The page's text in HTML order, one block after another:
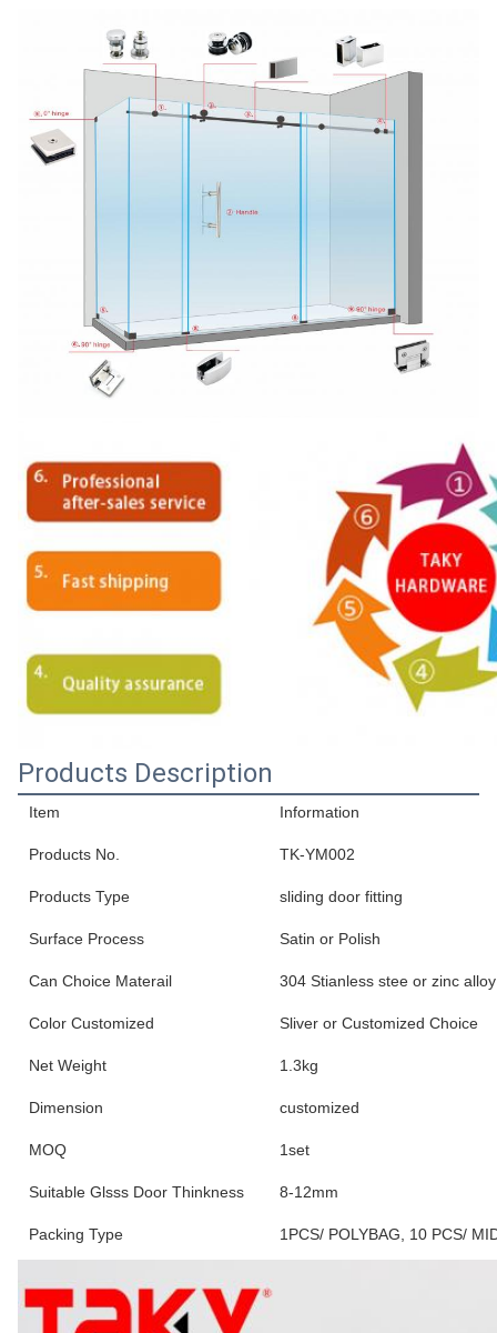
Products Description
Item Information
Products No. TK-YM002
Products Type sliding door fitting
Surface Process Satin or Polish
Can Choice Materail 304 Stianless stee or zinc alloy
Color Customized Sliver or Customized Choice
Net Weight 1.3kg
Dimension customized
MOQ 1set
Suitable Glsss Door Thinkness 8-12mm
Packing Type 1PCS/ POLYBAG, 10 PCS/